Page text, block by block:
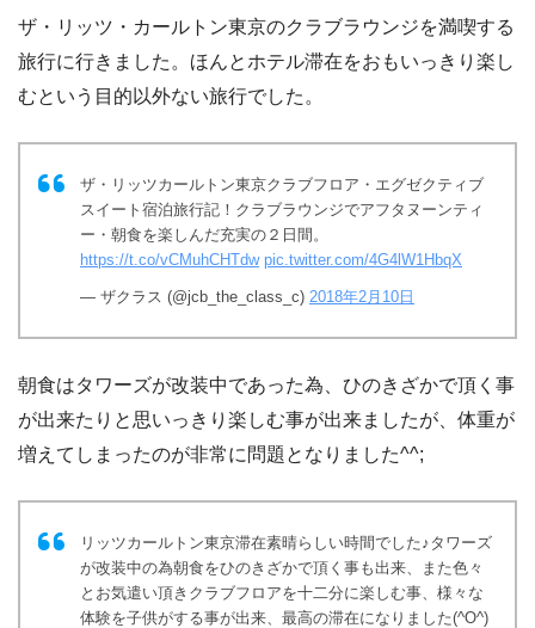
ザ・リッツ・カールトン東京のクラブラウンジを満喫する
旅行に行きました。ほんとホテル滞在をおもいっきり楽し
むという目的以外ない旅行でした。
ザ・リッツカールトン東京クラブフロア・エグゼクティブ
スイート宿泊旅行記！クラブラウンジでアフタヌーンティ
ー・朝食を楽しんだ充実の２日間。
https://t.co/vCMuhCHTdw pic.twitter.com/4G4lW1HbqX
— ザクラス (@jcb_the_class_c) 2018年2月10日
朝食はタワーズが改装中であった為、ひのきざかで頂く事
が出来たりと思いっきり楽しむ事が出来ましたが、体重が
増えてしまったのが非常に問題となりました^^;
リッツカールトン東京滞在素晴らしい時間でした♪タワーズ
が改装中の為朝食をひのきざかで頂く事も出来、また色々
とお気遣い頂きクラブフロアを十二分に楽しむ事、様々な
体験を子供がする事が出来、最高の滞在になりました(^O^)